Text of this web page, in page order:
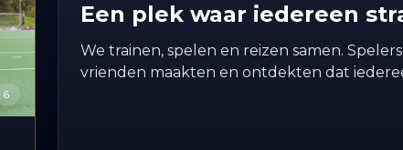
6
Een plek waar iedereen
We trainen, spelen en reizen samen.
vrienden maakten en ontdekten dat